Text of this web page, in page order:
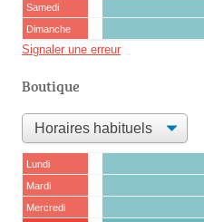
Samedi
Dimanche
Signaler une erreur
Boutique
Lundi
Mardi
Mercredi